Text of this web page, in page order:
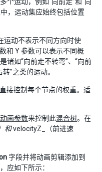
，运动集应始终包括位置
运动不表示不同方向时使
和 Y 参数可以表示不同概
诸如“向前走不转弯”、“向前
”之类的运动。
接控制每个节点的权重。适
动画参数来控制此混合树。在
和velocityZ_（前进速
字段并将动画剪辑添加到
应如下所示：